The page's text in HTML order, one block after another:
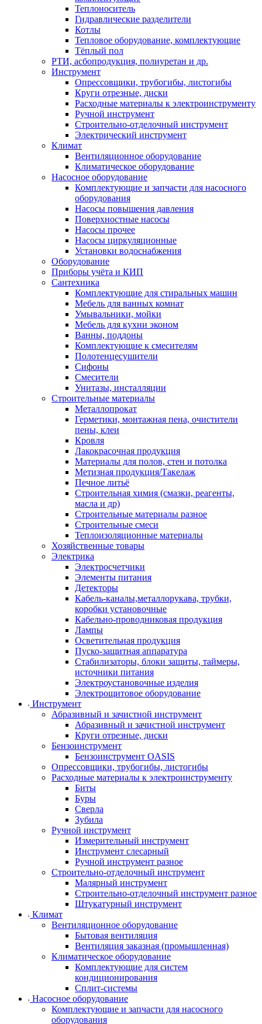
Теплоноситель
Гидравлические разделители
Котлы
Тепловое оборудование, комплектующие
Тёплый пол
РТИ, асбопродукция, полиуретан и др.
Инструмент
Опрессовщики, трубогибы, листогибы
Круги отрезные, диски
Расходные материалы к электроинструменту
Ручной инструмент
Строительно-отделочный инструмент
Электрический инструмент
Климат
Вентиляционное оборудование
Климатическое оборудование
Насосное оборудование
Комплектующие и запчасти для насосного
оборудования
Насосы повышения давления
Поверхностные насосы
Насосы прочее
Насосы циркуляционные
Установки водоснабжения
Оборудование
Приборы учёта и КИП
Сантехника
Комплектующие для стиральных машин
Мебель для ванных комнат
Умывальники, мойки
Мебель для кухни эконом
Ванны, поддоны
Комплектующие к смесителям
Полотенцесушители
Сифоны
Смесители
Унитазы, инсталляции
Строительные материалы
Металлопрокат
Герметики, монтажная пена, очистители
пены, клеи
Кровля
Лакокрасочная продукция
Материалы для полов, стен и потолка
Метизная продукция/Такелаж
Печное литьё
Строительная химия (смазки, реагенты,
масла и др)
Строительные материалы разное
Строительные смеси
Теплоизоляционные материалы
Хозяйственные товары
Электрика
Электросчетчики
Элементы питания
Детекторы
Кабель-каналы,металлорукава, трубки,
коробки установочные
Кабельно-проводниковая продукция
Лампы
Осветительная продукция
Пуско-защитная аппаратура
Стабилизаторы, блоки защиты, таймеры,
источники питания
Электроустановочные изделия
Электрощитовое оборудование
Инструмент
Абразивный и зачистной инструмент
Абразивный и зачистной инструмент
Круги отрезные, диски
Бензоинструмент
Бензоинструмент OASIS
Опрессовщики, трубогибы, листогибы
Расходные материалы к электроинструменту
Биты
Буры
Сверла
Зубила
Ручной инструмент
Измерительный инструмент
Инструмент слесарный
Ручной инструмент разное
Строительно-отделочный инструмент
Малярный инструмент
Строительно-отделочный инструмент разное
Штукатурный инструмент
Климат
Вентиляционное оборудование
Бытовая вентиляция
Вентиляция заказная (промышленная)
Климатическое оборудование
Комплектующие для систем
кондиционирования
Сплит-системы
Насосное оборудование
Комплектующие и запчасти для насосного
оборудования